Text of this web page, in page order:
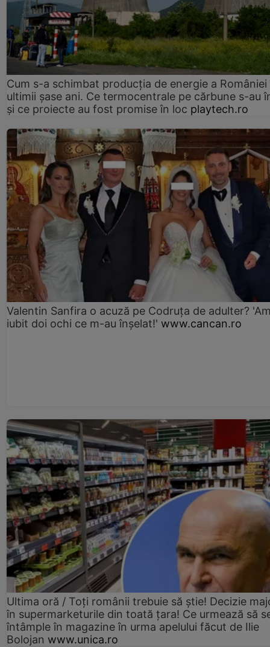
Cum s-a schimbat producția de energie a României
ultimii șase ani. Ce termocentrale pe cărbune s-au
și ce proiecte au fost promise în loc playtech.ro
Valentin Sanfira o acuză pe Codruța de adulter?
iubit doi ochi ce m-au înșelat!' www.cancan.ro
Ultima oră / Toți românii trebuie să știe! Decizie
în supermarketurile din toată țara! Ce urmează să
întâmple în magazine în urma apelului făcut de Ilie
Bolojan www.unica.ro